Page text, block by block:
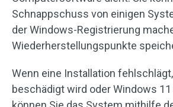
Schnappschuss von einigen
der Windows-Registrierung
Wiederherstellungspunkte
Wenn eine Installation
beschädigt wird oder Windows